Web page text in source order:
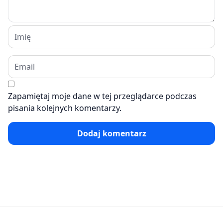
Zapamiętaj moje dane w tej przeglądarce podczas
pisania kolejnych komentarzy.
Dodaj komentarz